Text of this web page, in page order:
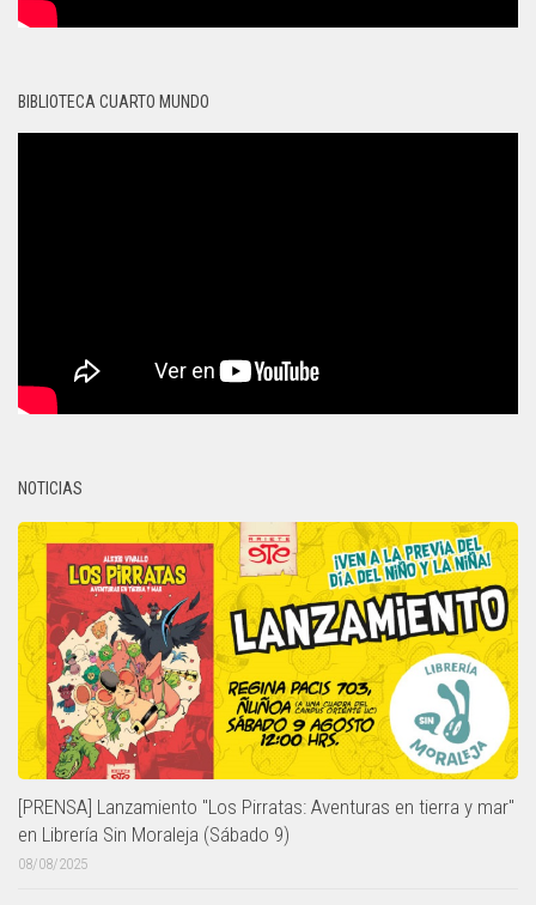
BIBLIOTECA CUARTO MUNDO
NOTICIAS
[PRENSA] Lanzamiento "Los Pirratas: Aventuras en tierra y mar"
en Librería Sin Moraleja (Sábado 9)
08/08/2025